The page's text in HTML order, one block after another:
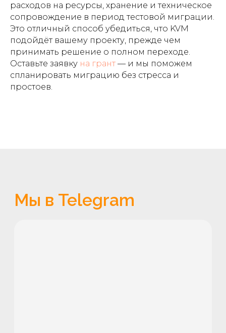
расходов на ресурсы, хранение и техническое
сопровождение в период тестовой миграции.
Это отличный способ убедиться, что KVM
подойдёт вашему проекту, прежде чем
принимать решение о полном переходе.
Оставьте заявку на грант — и мы поможем
спланировать миграцию без стресса и
простоев.
Чуть раньше мы рассказывали,
какой путь от идеи и до первого
запуска проходит облачный
сервис. Сегодня поговорим с
Оксаной Новицкой о том, что же
Жизнь после релиза: все
только начинается